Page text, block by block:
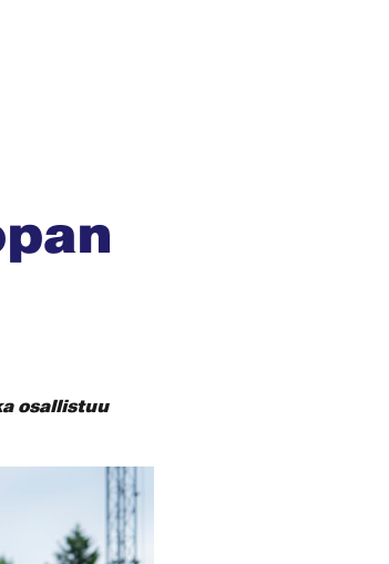
osallistuu